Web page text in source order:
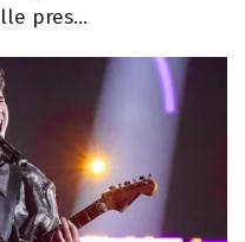
pres...